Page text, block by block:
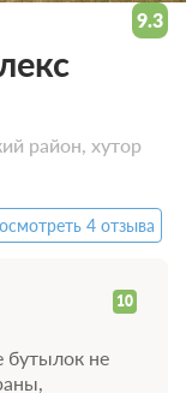
район, хутор
9.3
4 отзыва
10
бутылок не